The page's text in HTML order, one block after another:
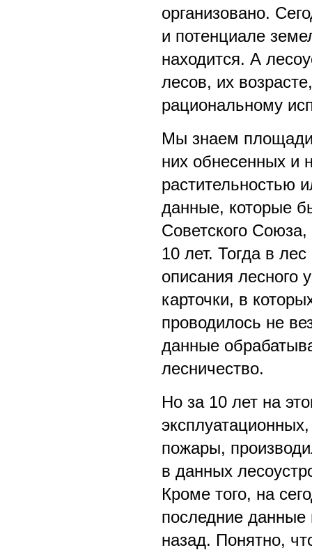
организовано.
и потенциале
находится. А
лесов, их
рациональному
Мы знаем площади
них обнесенных и
растительностью
данные, которые
Советского
10 лет. Тогда в
описания лесного
карточки, в
проводилось не
данные
лесничество.
Но за 10 лет на
пожары,
в данных
Кроме того, на
последние данные
назад. Понятно,